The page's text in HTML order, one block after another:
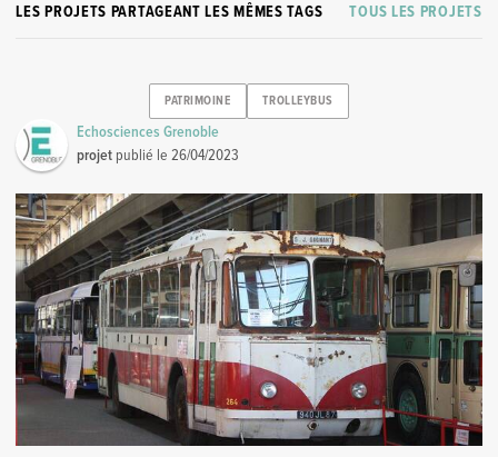
TOUS LES PROJETS
LES PROJETS PARTAGEANT LES MÊMES TAGS
PATRIMOINE TROLLEYBUS
Echosciences Grenoble
projet publié le26/04/2023